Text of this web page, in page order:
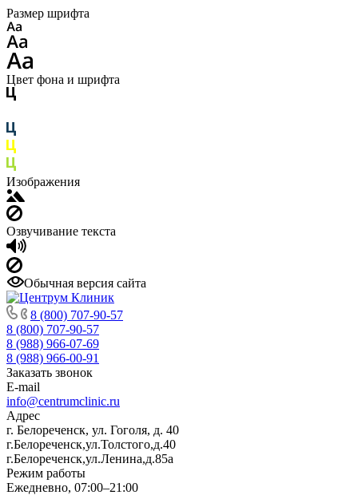
Размер шрифта
Цвет фона и шрифта
Изображения
Озвучивание текста
Обычная версия сайта
8 (800) 707-90-57
8 (800) 707-90-57
8 (988) 966-07-69
8 (988) 966-00-91
Заказать звонок
E-mail
info@centrumclinic.ru
Адрес
г. Белореченск, ул. Гоголя, д. 40
г.Белореченск,ул.Толстого,д.40
г.Белореченск,ул.Ленина,д.85а
Режим работы
Ежедневно, 07:00–21:00